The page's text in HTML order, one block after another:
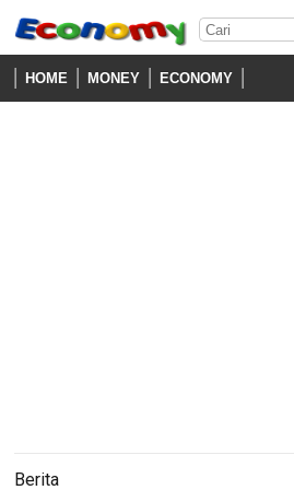
HOME MONEY ECONOMY
Berita